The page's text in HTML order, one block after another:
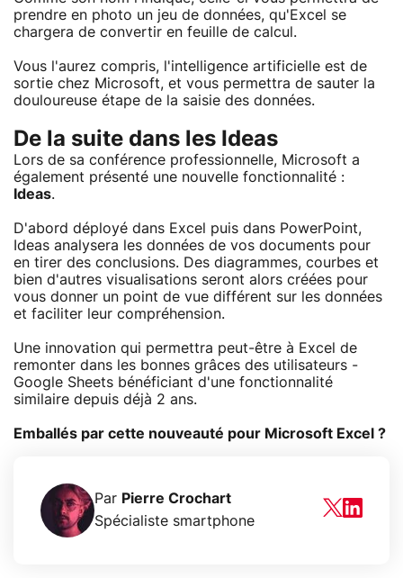
prendre en photo un jeu de données, qu'Excel se
chargera de convertir en feuille de calcul.
Vous l'aurez compris, l'intelligence artificielle est de
sortie chez Microsoft, et vous permettra de sauter la
douloureuse étape de la saisie des données.
De la suite dans les Ideas
Lors de sa conférence professionnelle, Microsoft a
également présenté une nouvelle fonctionnalité :
Ideas.
D'abord déployé dans Excel puis dans PowerPoint,
Ideas analysera les données de vos documents pour
en tirer des conclusions. Des diagrammes, courbes et
bien d'autres visualisations seront alors créées pour
vous donner un point de vue différent sur les données
et faciliter leur compréhension.
Une innovation qui permettra peut-être à Excel de
remonter dans les bonnes grâces des utilisateurs -
Google Sheets bénéficiant d'une fonctionnalité
similaire depuis déjà 2 ans.
Emballés par cette nouveauté pour Microsoft Excel ?
Par Pierre Crochart
Spécialiste smartphone